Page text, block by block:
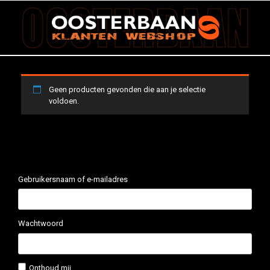
inhoud
Geen producten gevonden die aan je selectie
voldoen.
Gebruikersnaam of e-mailadres
Wachtwoord
Onthoud mij